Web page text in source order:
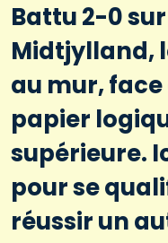
Battu 2-0
Midtjylland,
au mur, face
papier
supérieure.
pour se
réussir un